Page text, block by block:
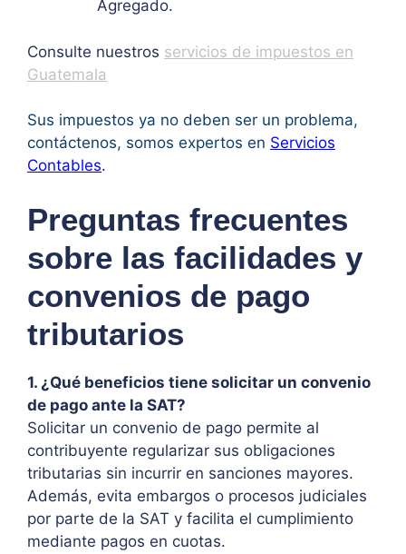
Agregado.
Consulte nuestros servicios de impuestos en
Guatemala
Sus impuestos ya no deben ser un problema,
contáctenos, somos expertos en Servicios
Contables.
Preguntas frecuentes
sobre las facilidades y
convenios de pago
tributarios
1. ¿Qué beneficios tiene solicitar un convenio
de pago ante la SAT?
Solicitar un convenio de pago permite al
contribuyente regularizar sus obligaciones
tributarias sin incurrir en sanciones mayores.
Además, evita embargos o procesos judiciales
por parte de la SAT y facilita el cumplimiento
mediante pagos en cuotas.